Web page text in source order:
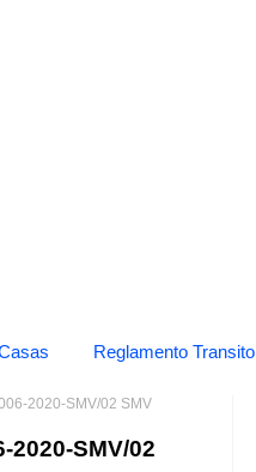
Reglamento Transito
2020-SMV/02 SMV
SMV/02